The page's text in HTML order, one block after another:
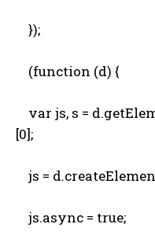
});
(function (d) {
var js, s =
[0];
js =
js.async = true;